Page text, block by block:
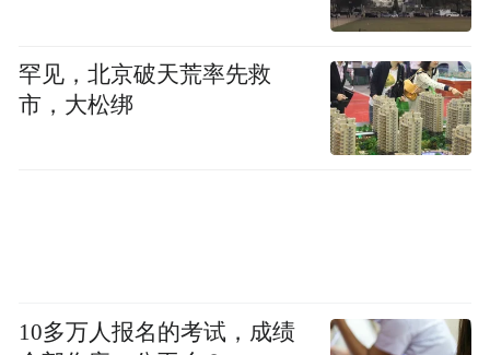
罕见，北京破天荒率先救
市，大松绑
10多万人报名的考试，成绩